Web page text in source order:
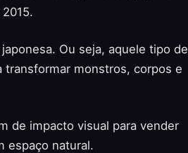
Ou seja, aquele tipo de
transformar monstros, corpos e
de impacto visual para vender
espaço natural.